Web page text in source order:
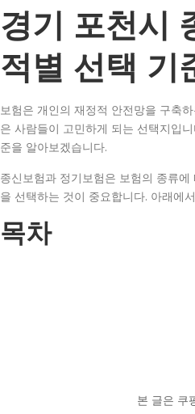
경기 포천시
적별 선택 기
보험은 개인의 재정적 안전망을 구축
은 사람들이 고민하게 되는 선택지입
준을 알아보겠습니다.
종신보험과 정기보험은 보험의 종류
을 선택하는 것이 중요합니다. 아래에
목차
본 글은 쿠